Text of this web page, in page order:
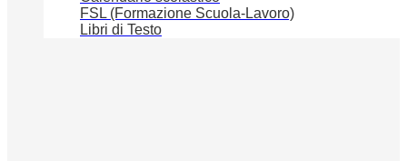
FSL (Formazione Scuola-Lavoro)
Libri di Testo